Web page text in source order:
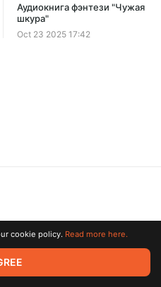
Аудиокнига фэнтези "Чужая
шкура"
Oct 23 2025 17:42
rights reserved. All trademarks
owners.
cookie policy. Read more here.